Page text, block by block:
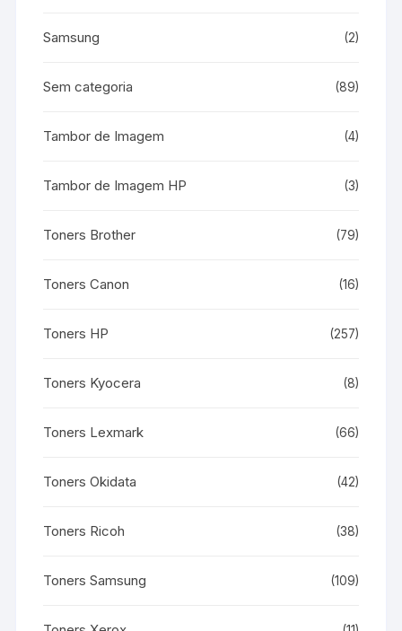
Samsung (2)
Sem categoria (89)
Tambor de Imagem (4)
Tambor de Imagem HP (3)
Toners Brother (79)
Toners Canon (16)
Toners HP (257)
Toners Kyocera (8)
Toners Lexmark (66)
Toners Okidata (42)
Toners Ricoh (38)
Toners Samsung (109)